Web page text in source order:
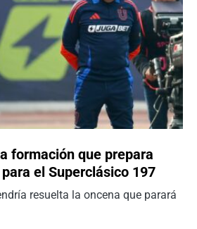
formación que prepara
el Superclásico 197
resuelta la oncena que parará